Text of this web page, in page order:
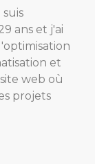
ans et j'ai
et
web où
projets